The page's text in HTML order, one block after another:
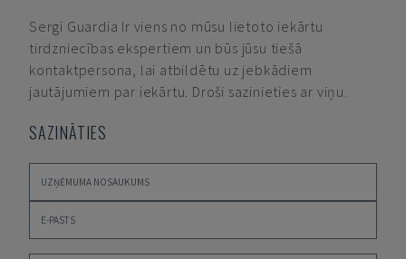
Sergi Guardia Ir viens no mūsu lietoto iekārtu
tirdzniecības ekspertiem un būs jūsu tiešā
kontaktpersona, lai atbildētu uz jebkādiem
jautājumiem par iekārtu. Droši sazinieties ar viņu.
SAZINĀTIES